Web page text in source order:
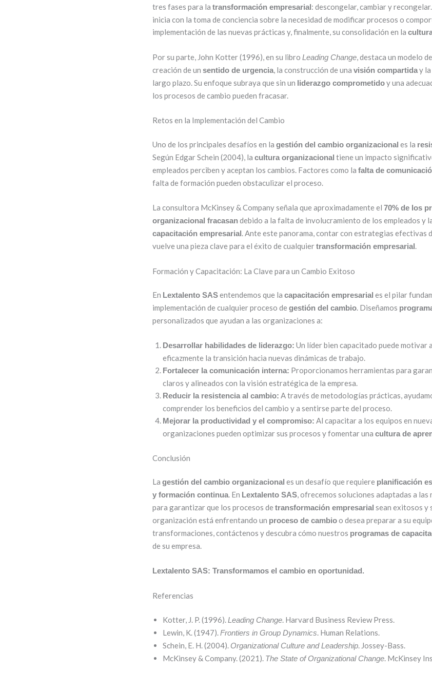
tres fases para la transformación empresarial: descongelar, cambiar y
inicia con la toma de conciencia sobre la necesidad de modificar procesos o
implementación de las nuevas prácticas y, finalmente, su consolidación en la
Por su parte, John Kotter (1996), en su libro Leading Change, destaca un modelo
creación de un sentido de urgencia, la construcción de una visión compartiday
largo plazo. Su enfoque subraya que sin un liderazgo comprometidoy una
los procesos de cambio pueden fracasar.
Retos en la Implementación del Cambio
Uno de los principales desafíos en la gestión del cambio organizacional es la
Según Edgar Schein (2004), la cultura organizacional tiene un impacto
empleados perciben y aceptan los cambios. Factores como la falta de
falta de formación pueden obstaculizar el proceso.
La consultora McKinsey & Company señala que aproximadamente el 70% de los
organizacional fracasandebido a la falta de involucramiento de los empleados y
capacitación empresarial . Ante este panorama, contar con estrategias efectivas
vuelve una pieza clave para el éxito de cualquiertransformación empresarial
Formación y Capacitación: La Clave para un Cambio Exitoso
En Lextalento SASentendemos que la capacitación empresarial es el pilar
implementación de cualquier proceso de gestión del cambio. Diseñamos
personalizados que ayudan a las organizaciones a:
Desarrollar habilidades de liderazgo: Un líder bien capacitado puede motivar
eficazmente la transición hacia nuevas dinámicas de trabajo.
Fortalecer la comunicación interna: Proporcionamos herramientas para
claros y alineados con la visión estratégica de la empresa.
Reducir la resistencia al cambio: A través de metodologías prácticas,
comprender los beneficios del cambio y a sentirse parte del proceso.
Mejorar la productividad y el compromiso: Al capacitar a los equipos en
organizaciones pueden optimizar sus procesos y fomentar una cultura de
Conclusión
La gestión del cambio organizacional es un desafío que requiere planificación
y formación continua. En Lextalento SAS, ofrecemos soluciones adaptadas a las
para garantizar que los procesos de transformación empresarial sean exitosos y
organización está enfrentando un proceso de cambioo desea preparar a su
transformaciones, contáctenos y descubra cómo nuestros programas de
de su empresa.
Lextalento SAS: Transformamos el cambio en oportunidad.
Referencias
Kotter, J. P. (1996). Leading Change . Harvard Business Review Press.
Lewin, K. (1947). Frontiers in Group Dynamics . Human Relations.
Schein, E. H. (2004). Organizational Culture and Leadership . Jossey-Bass.
McKinsey & Company. (2021). The State of Organizational Change . McKinsey